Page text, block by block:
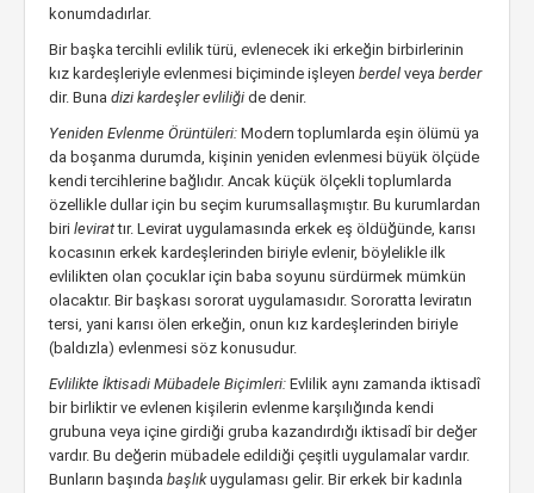
konumdadırlar.
Bir başka tercihli evlilik türü, evlenecek iki erkeğin birbirlerinin
kız kardeşleriyle evlenmesi biçiminde işleyen berdel veya berder
dir. Buna dizi kardeşler evliliği de denir.
Yeniden Evlenme Örüntüleri: Modern toplumlarda eşin ölümü ya
da boşanma durumda, kişinin yeniden evlenmesi büyük ölçüde
kendi tercihlerine bağlıdır. Ancak küçük ölçekli toplumlarda
özellikle dullar için bu seçim kurumsallaşmıştır. Bu kurumlardan
biri levirattır. Levirat uygulamasında erkek eş öldüğünde, karısı
kocasının erkek kardeşlerinden biriyle evlenir, böylelikle ilk
evlilikten olan çocuklar için baba soyunu sürdürmek mümkün
olacaktır. Bir başkası sororat uygulamasıdır. Sororatta leviratın
tersi, yani karısı ölen erkeğin, onun kız kardeşlerinden biriyle
(baldızla) evlenmesi söz konusudur.
Evlilikte İktisadi Mübadele Biçimleri: Evlilik aynı zamanda iktisadî
bir birliktir ve evlenen kişilerin evlenme karşılığında kendi
grubuna veya içine girdiği gruba kazandırdığı iktisadî bir değer
vardır. Bu değerin mübadele edildiği çeşitli uygulamalar vardır.
Bunların başında başlıkuygulaması gelir. Bir erkek bir kadınla